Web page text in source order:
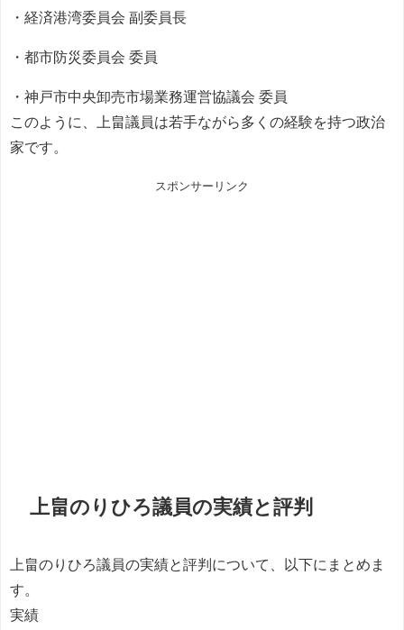
・経済港湾委員会 副委員長
・都市防災委員会 委員
・神戸市中央卸売市場業務運営協議会 委員
このように、上畠議員は若手ながら多くの経験を持つ政治
家です。
スポンサーリンク
上畠のりひろ議員の実績と評判
上畠のりひろ議員の実績と評判について、以下にまとめま
す。
実績